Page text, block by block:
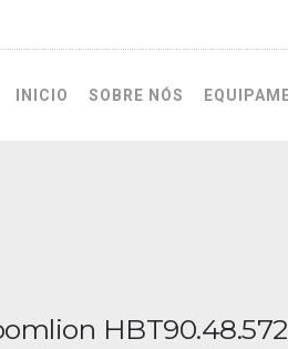
INICIO SOBRE NÓS